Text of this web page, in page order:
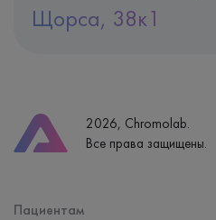
Щорса, 38к1
Часы работы
пн-вс: 7:30-15:00
2026, Chromolab.
Все права защищены.
Пациентам